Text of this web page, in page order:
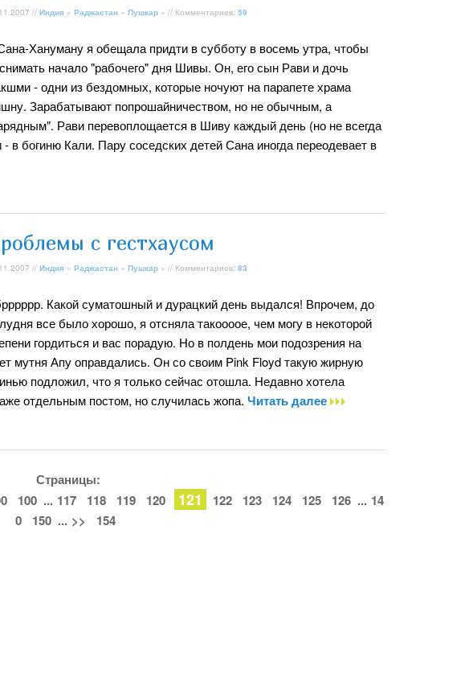
// Индия » Раджастан » Пушкар » // Комментариев: 59
Хануману я обещала придти в субботу в восемь утра, чтобы
начало "рабочего" дня Шивы. Он, его сын Рави и дочь
- одни из бездомных, которые ночуют на парапете храма
Зарабатывают попрошайничеством, но не обычным, а
Рави перевоплощается в Шиву каждый день (но не всегда
в богиню Кали. Пару соседских детей Сана иногда переодевает в
с гестхаусом
// Индия » Раджастан » Пушкар » // Комментариев: 83
Какой суматошный и дурацкий день выдался! Впрочем, до
все было хорошо, я отсняла такоооое, чем могу в некоторой
гордиться и вас порадую. Но в полдень мои подозрения на
мутня Апу оправдались. Он со своим Pink Floyd такую жирную
подложил, что я только сейчас отошла. Недавно хотела
отдельным постом, но случилась жопа. Читать далее
Страницы:
100 ... 117 118 119 120 121 122 123 124 125 126 ... 14
0
150 ... >> 154